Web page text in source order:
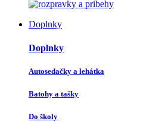
Doplnky
Doplnky
Autosedačky a lehátka
Batohy a tašky
Do školy